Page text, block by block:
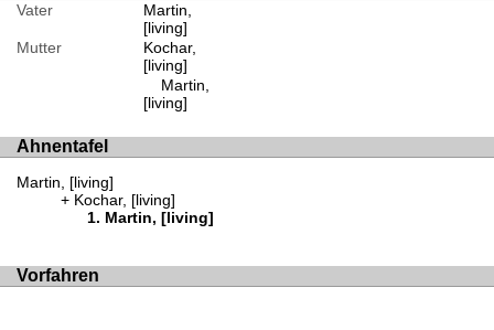
Vater
Martin,
[living]
Mutter
Kochar,
[living]
Martin,
[living]
Ahnentafel
Martin, [living]
Kochar, [living]
Martin, [living]
Vorfahren